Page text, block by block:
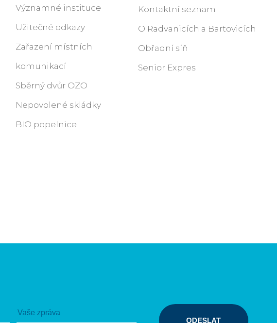
Významné instituce
Užitečné odkazy
Zařazení místních
komunikací
Sběrný dvůr OZO
Nepovolené skládky
BIO popelnice
Kontaktní seznam
O Radvanicích a Bartovicích
Obřadní síň
Senior Expres
ODESLAT